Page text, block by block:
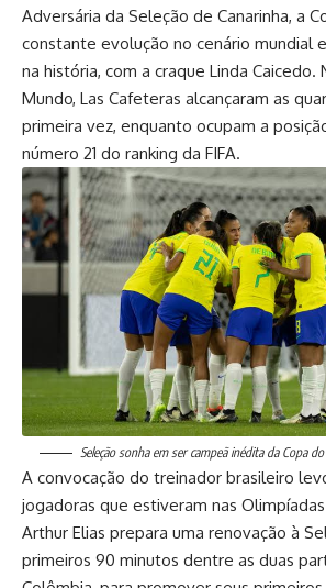
Adversária da Seleção de Canarinha, a
constante evolução no cenário mundial
na história, com a craque Linda Caicedo.
Mundo, Las Cafeteras alcançaram as
primeira vez, enquanto ocupam a
número 21 do ranking da FIFA.
Seleção sonha em ser campeã inédita da Copa
A convocação do treinador brasileiro
jogadoras que estiveram nas
Arthur Elias prepara uma renovação à
primeiros 90 minutos dentre as duas